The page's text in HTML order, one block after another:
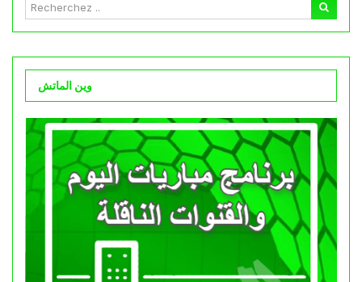
وين الماتش